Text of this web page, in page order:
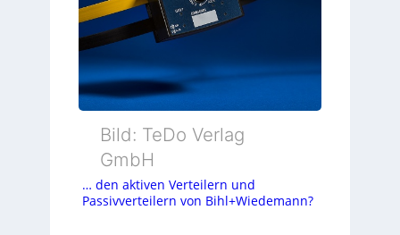
Bild: TeDo Verlag
GmbH
… den aktiven Verteilern und
Passivverteilern von Bihl+Wiedemann?